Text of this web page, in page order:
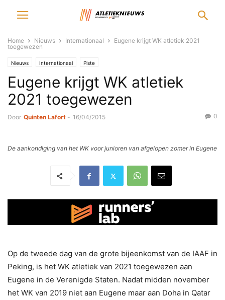
Home Nieuws Internationaal
Eugene krijgt WK atletiek 2021
toegewezen
Nieuws Internationaal Piste
Eugene krijgt WK atletiek
2021 toegewezen
Door Quinten Lafort - 16/04/2015 0
De aankondiging van het WK voor junioren van afgelopen zomer in Eugene
Op de tweede dag van de grote bijeenkomst van de IAAF in
Peking, is het WK atletiek van 2021 toegewezen aan
Eugene in de Verenigde Staten. Nadat midden november
het WK van 2019 niet aan Eugene maar aan Doha in Qatar